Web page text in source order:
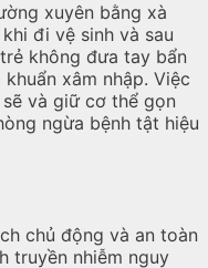
xuyên bằng xà
đi vệ sinh và sau
không đưa tay bẩn
xâm nhập. Việc
và giữ cơ thể gọn
ngừa bệnh tật hiệu
chủ động và an toàn
truyền nhiễm nguy